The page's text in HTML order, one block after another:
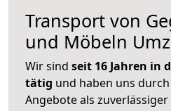
Transport von
und Möbeln
Wir sind seit 16 Jahren in
tätig und haben uns
Angebote als